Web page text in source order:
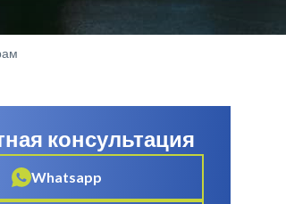
консультация
Whatsapp